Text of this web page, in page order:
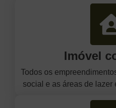
Imóvel
Todos os
social e as áreas de lazer